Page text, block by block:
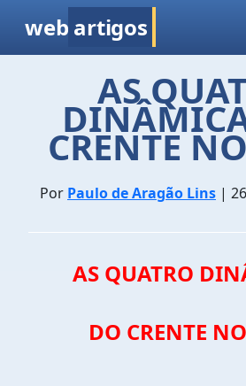
web artigos
AS
CRENTE
Por Paulo de Aragão Lins |
AS QUATRO
DO CRENTE